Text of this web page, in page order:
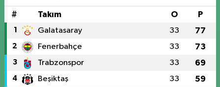
# Takım O P
1 Galatasaray 33 77
2 Fenerbahçe 33 73
3 Trabzonspor 33 69
4 Beşiktaş 33 59